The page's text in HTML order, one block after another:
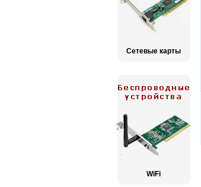
Сетевые карты
WiFi